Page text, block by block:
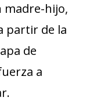
madre-hijo,
partir de la
de
a